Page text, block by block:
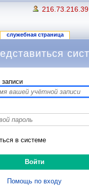
216.73.216.39
служебная страница
в системе
Помощь по входу